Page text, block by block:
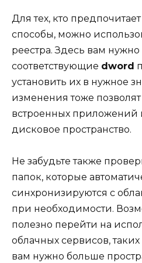
Для тех, кто
способы, можно
реестра. Здесь вам нужно
соответствующие dword
установить их в нужное
изменения тоже
встроенных приложений
дисковое пространство.
Не забудьте также
папок, которые
синхронизируются с
при необходимости.
полезно перейти на
облачных сервисов, таких
вам нужно больше